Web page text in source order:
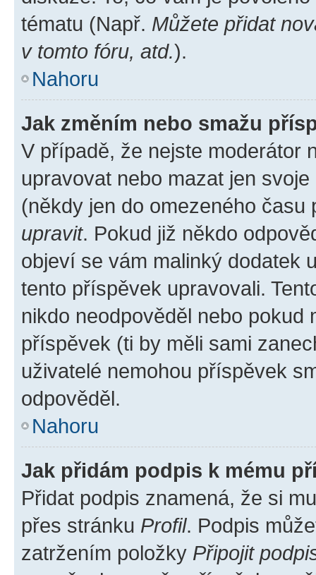
tématu (Např. Můžete přidat
v tomto fóru, atd.).
Nahoru
Jak změním nebo smažu
V případě, že nejste moderátor
upravovat nebo mazat jen
(někdy jen do omezeného
upravit. Pokud již někdo
objeví se vám malinký dodatek
tento příspěvek upravovali.
nikdo neodpověděl nebo pokud
příspěvek (ti by měli sami
uživatelé nemohou příspěvek
odpověděl.
Nahoru
Jak přidám podpis k mému
Přidat podpis znamená, že si
přes stránku Profil. Podpis
zatržením položky Připojit